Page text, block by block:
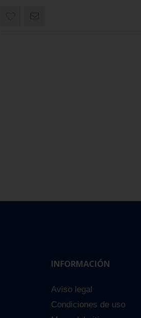
INFORMACIÓN
Aviso legal
Condiciones de uso